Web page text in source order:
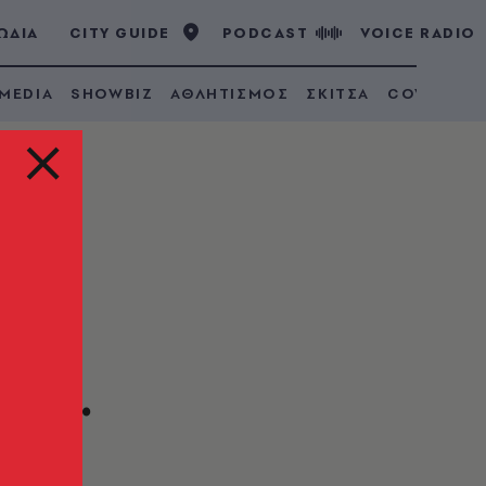
CITY GUIDE PODCAST VOICE RADIO
SHOWBIZ ΑΘΛΗΤΙΣΜΟΣ ΣΚΙΤΣΑ COVID 19